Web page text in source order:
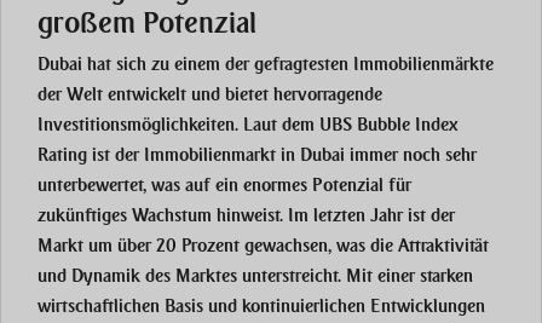
großem Potenzial
Dubai hat sich zu einem der gefragtesten Immobilienmärkte
der Welt entwickelt und bietet hervorragende
Investitionsmöglichkeiten. Laut dem UBS Bubble Index
Rating ist der Immobilienmarkt in Dubai immer noch sehr
unterbewertet, was auf ein enormes Potenzial für
zukünftiges Wachstum hinweist. Im letzten Jahr ist der
Markt um über 20 Prozent gewachsen, was die Attraktivität
und Dynamik des Marktes unterstreicht. Mit einer starken
wirtschaftlichen Basis und kontinuierlichen Entwicklungen